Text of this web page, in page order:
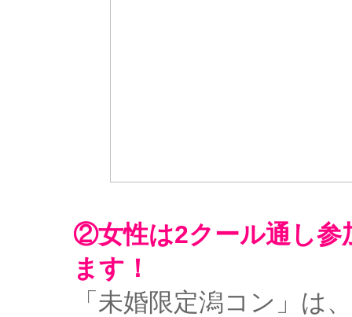
②女性は2クール通し参
ます！
「未婚限定潟コン」は